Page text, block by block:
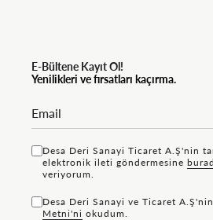
E-Bültene Kayıt Ol!
Yenilikleri ve fırsatları kaçırma.
Desa Deri Sanayi Ticaret A.Ş'nin
elektronik ileti göndermesine bu
veriyorum.
Desa Deri Sanayi ve Ticaret A.Ş'nin
Metni'ni okudum.